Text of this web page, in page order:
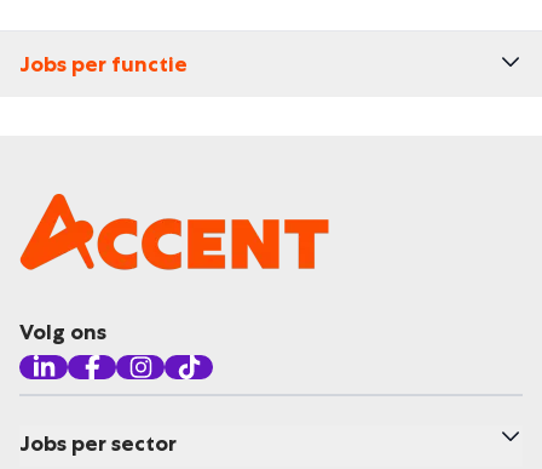
Jobs per functie
Volg ons
Jobs per sector